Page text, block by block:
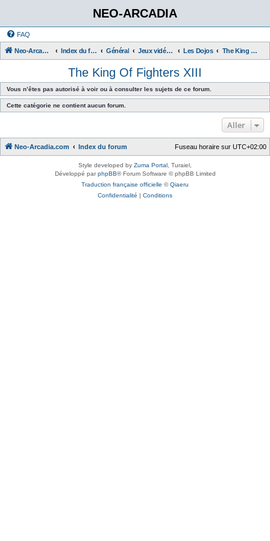
NEO-ARCADIA
FAQ
Neo-Arcadia.com Index du forum Général Jeux vidéo d'arcade Les Dojos The King Of Fighters XIII
The King Of Fighters XIII
Vous n’êtes pas autorisé à voir ou à consulter les sujets de ce forum.
Cette catégorie ne contient aucun forum.
Aller
Neo-Arcadia.com Index du forum Fuseau horaire sur UTC+02:00
Style developed by Zuma Portal , Turaiel,
Développé parphpBB® Forum Software © phpBB Limited
Traduction française officielle ©Qiaeru
Confidentialité | Conditions